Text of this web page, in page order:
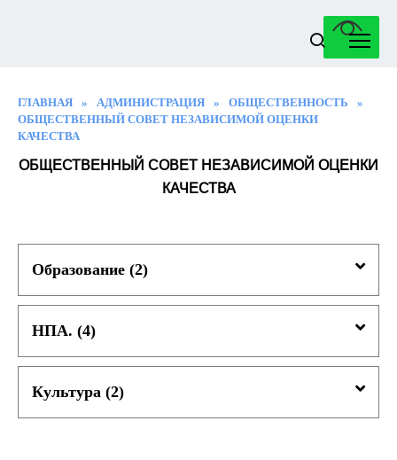
ГЛАВНАЯ » АДМИНИСТРАЦИЯ » ОБЩЕСТВЕННОСТЬ
»
ОБЩЕСТВЕННЫЙ СОВЕТ НЕЗАВИСИМОЙ ОЦЕНКИ
КАЧЕСТВА
ОБЩЕСТВЕННЫЙ СОВЕТ НЕЗАВИСИМОЙ ОЦЕНКИ
КАЧЕСТВА
Образование (2)
НПА. (4)
Культура (2)